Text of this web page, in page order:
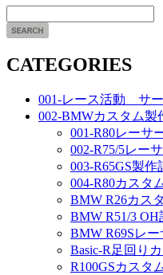
CATEGORIES
001-レース活動 サ
002-BMWカスタム製
001-R80レーサ
002-R75/5レー
003-R65GS製作
004-R80カスタ
BMW R26カス
BMW R51/3 OH
BMW R69Sレ
Basic-R足回り
R100GSカスタ